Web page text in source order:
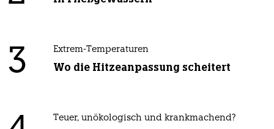
3 Extrem-Temperaturen
Wo die Hitzeanpassung scheitert
Teuer, unökologisch und krankmachend?